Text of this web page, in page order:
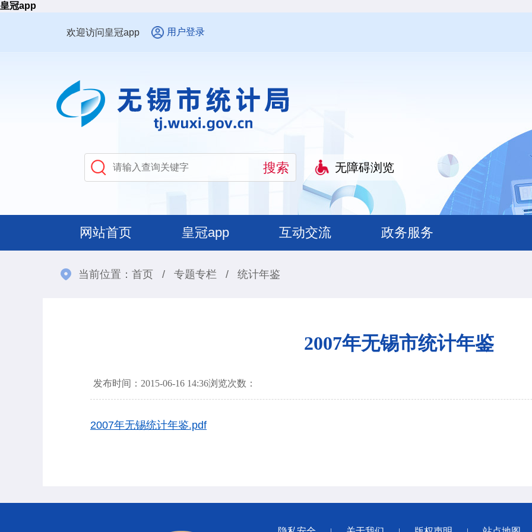
皇冠app
欢迎访问皇冠app 用户登录
无障碍浏览
网站首页 皇冠app 互动交流 政务服务
当前位置： 首页 / 专题专栏 / 统计年鉴
2007年无锡市统计年鉴
发布时间：2015-06-16 14:36浏览次数：
2007年无锡统计年鉴.pdf